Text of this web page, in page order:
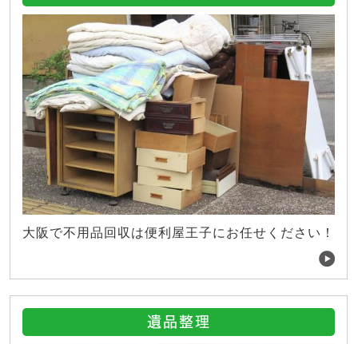
大阪で不用品回収は便利屋王子にお任せください！
遺品整理